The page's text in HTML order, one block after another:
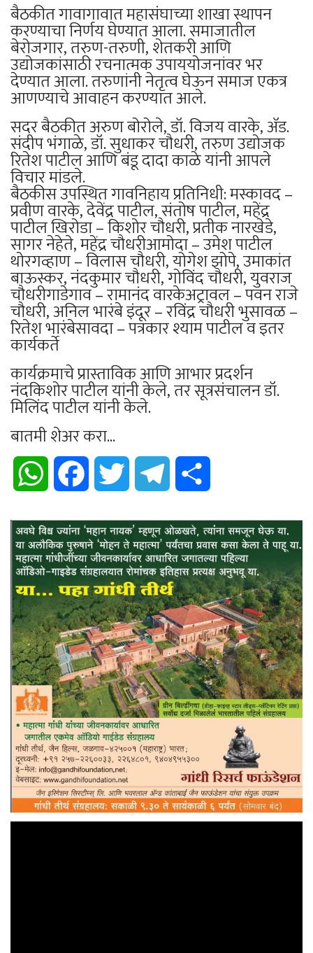
बैठकीत गावागावात महासंघाच्या शाखा स्थापन
करण्याचा निर्णय घेण्यात आला. समाजातील
बेरोजगार, तरुण-तरुणी, शेतकरी आणि
उद्योजकांसाठी रचनात्मक उपाययोजनांवर भर
देण्यात आला. तरुणांनी नेतृत्व घेऊन समाज एकत्र
आणण्याचे आवाहन करण्यात आले.
सदर बैठकीत अरुण बोरोले, डॉ. विजय वारके, ॲड.
संदीप भंगाळे, डॉ. सुधाकर चौधरी, तरुण उद्योजक
रितेश पाटील आणि बंडू दादा काळे यांनी आपले
विचार मांडले.
बैठकीस उपस्थित गावनिहाय प्रतिनिधी: मस्कावद –
प्रवीण वारके, देवेंद्र पाटील, संतोष पाटील, महेंद्र
पाटील खिरोडा – किशोर चौधरी, प्रतीक नारखेडे,
सागर नेहेते, महेंद्र चौधरीआमोदा – उमेश पाटील
थोरगव्हाण – विलास चौधरी, योगेश झोपे, उमाकांत
बाऊस्कर, नंदकुमार चौधरी, गोविंद चौधरी, युवराज
चौधरीगाडेगाव – रामानंद वारकेअट्रावल – पवन राजे
चौधरी, अनिल भारंबे इंदूर – रविंद्र चौधरी भुसावळ –
रितेश भारंबेसावदा – पत्रकार श्याम पाटील व इतर
कार्यकर्ते
कार्यक्रमाचे प्रास्ताविक आणि आभार प्रदर्शन
नंदकिशोर पाटील यांनी केले, तर सूत्रसंचालन डॉ.
मिलिंद पाटील यांनी केले.
बातमी शेअर करा...
WhatsApp Facebook Twitter Telegram